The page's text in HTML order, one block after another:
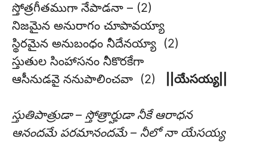
స్తోత్రగీతముగా నేపాడనా – (2)
నిజమైన అనురాగం చూపావయ్యా
స్థిరమైన అనుబంధం నీదేనయ్యా (2)
స్తుతుల సింహాసనం నీకొరకేగా
ఆసీనుడవై ననుపాలించవా (2)
||యేసయ్య||
స్తుతిపాత్రుడా – స్తోత్రార్హుడా నీకే ఆరాధన
ఆనందమే పరమానందమే – నీలో నా యేసయ్య